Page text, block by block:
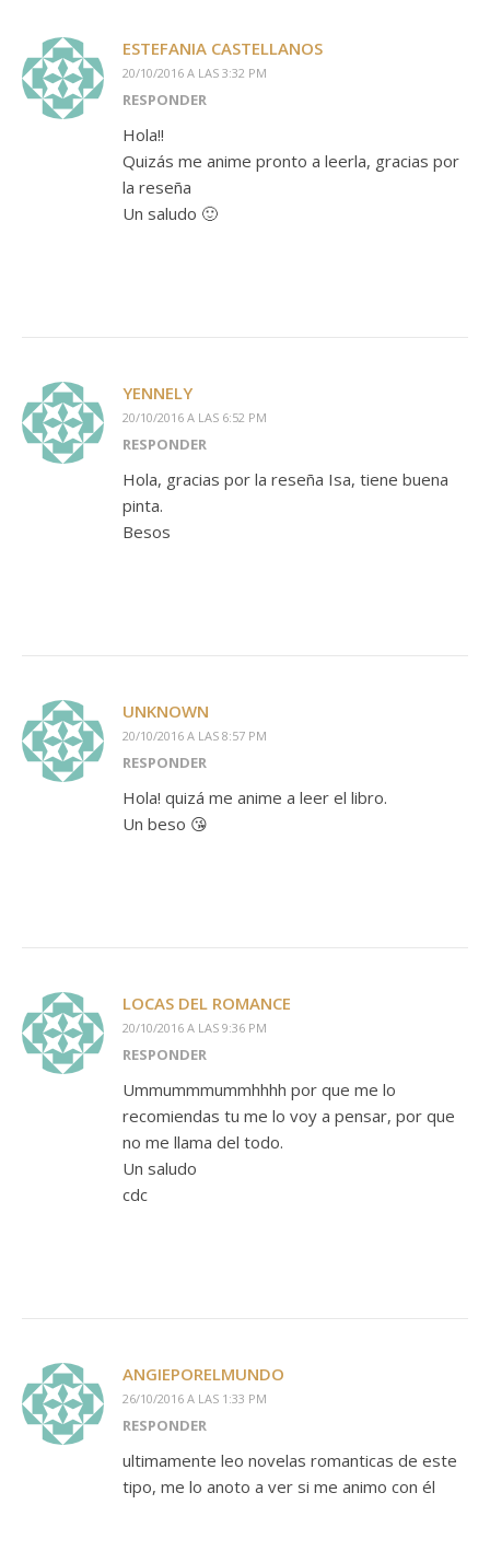
ESTEFANIA CASTELLANOS
20/10/2016 A LAS 3:32 PM
RESPONDER
Hola!!
Quizás me anime pronto a leerla, gracias por
la reseña
Un saludo 🙂
YENNELY
20/10/2016 A LAS 6:52 PM
RESPONDER
Hola, gracias por la reseña Isa, tiene buena
pinta.
Besos
UNKNOWN
20/10/2016 A LAS 8:57 PM
RESPONDER
Hola! quizá me anime a leer el libro.
Un beso 😘
LOCAS DEL ROMANCE
20/10/2016 A LAS 9:36 PM
RESPONDER
Ummummmummhhhh por que me lo
recomiendas tu me lo voy a pensar, por que
no me llama del todo.
Un saludo
cdc
ANGIEPORELMUNDO
26/10/2016 A LAS 1:33 PM
RESPONDER
ultimamente leo novelas romanticas de este
tipo, me lo anoto a ver si me animo con él